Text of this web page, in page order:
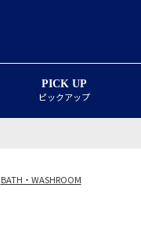
PICK UP
ピックアップ
BATH・WASHROOM